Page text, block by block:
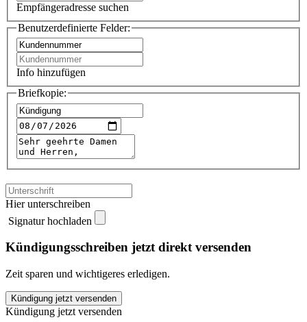
Empfängeradresse suchen
Benutzerdefinierte Felder:
Info hinzufügen
Briefkopie:
Hier unterschreiben
Signatur hochladen
Kündigungsschreiben jetzt direkt versenden
Zeit sparen und wichtigeres erledigen.
Advanzia
Tagesgeldkonto
Kündigung jetzt versenden
Kündigung jetzt versenden